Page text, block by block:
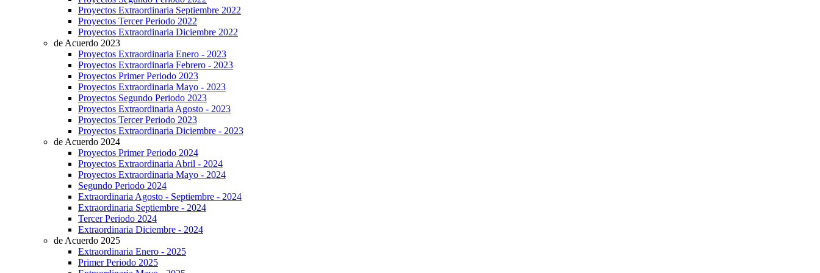
Proyectos Extraordinaria Septiembre 2022
Proyectos Tercer Periodo 2022
Proyectos Extraordinaria Diciembre 2022
de Acuerdo 2023
Proyectos Extraordinaria Enero - 2023
Proyectos Extraordinaria Febrero - 2023
Proyectos Primer Periodo 2023
Proyectos Extraordinaria Mayo - 2023
Proyectos Segundo Periodo 2023
Proyectos Extraordinaria Agosto - 2023
Proyectos Tercer Periodo 2023
Proyectos Extraordinaria Diciembre - 2023
de Acuerdo 2024
Proyectos Primer Periodo 2024
Proyectos Extraordinaria Abril - 2024
Proyectos Extraordinaria Mayo - 2024
Segundo Periodo 2024
Extraordinaria Agosto - Septiembre - 2024
Extraordinaria Septiembre - 2024
Tercer Periodo 2024
Extraordinaria Diciembre - 2024
de Acuerdo 2025
Extraordinaria Enero - 2025
Primer Periodo 2025